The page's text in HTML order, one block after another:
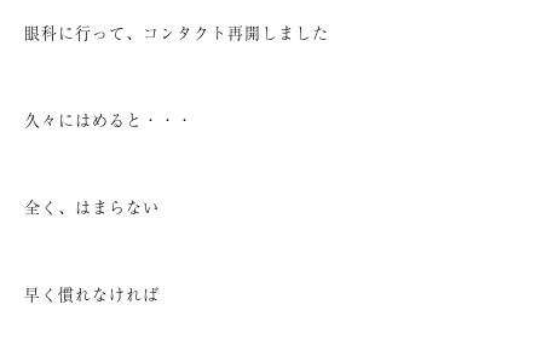
眼科に行って、コンタクト再開しました
久々にはめると・・・
全く、はまらない
早く慣れなければ